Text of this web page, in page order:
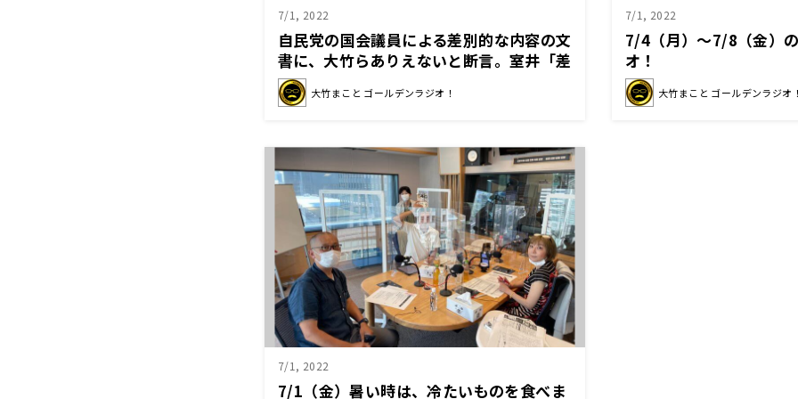
7/1, 2022
自民党の国会議員による差別的な内容の文
書に、大竹らありえないと断言。室井「差
別することは恥ずかしいって早く気づくべ
き」 大竹まこと ゴールデンラジオ！
7/1, 2022
7/4（月）～7/8（金）
オ！
大竹まこと ゴールデンラジオ！
7/1, 2022
7/1（金）暑い時は、冷たいものを食べま